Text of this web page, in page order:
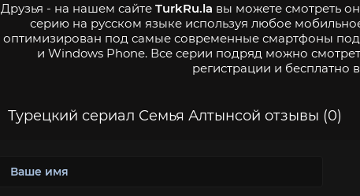
Друзья - на нашем сайте TurkRu.la вы можете смотреть
серию на русском языке используя любое
оптимизирован под самые современные смартфоны
и Windows Phone. Все серии подряд можно
регистрации и бесплатно
Турецкий сериал Семья Алтынсой отзывы (0)